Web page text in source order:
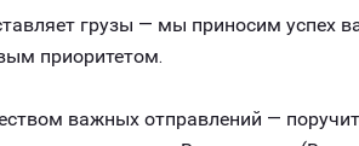
грузы — мы приносим успех
приоритетом.
важных отправлений —